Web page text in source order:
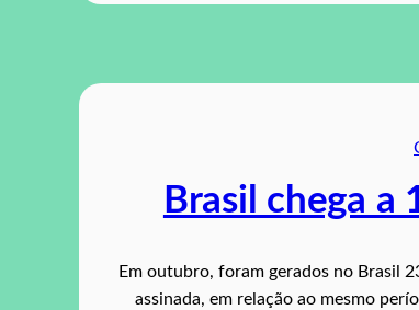
Brasil chega a
Em outubro, foram gerados no Brasil
assinada, em relação ao mesmo